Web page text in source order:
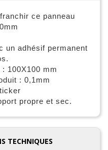
ce panneau
un adhésif permanent
100X100 mm
: 0,1mm
propre et sec.
TECHNIQUES